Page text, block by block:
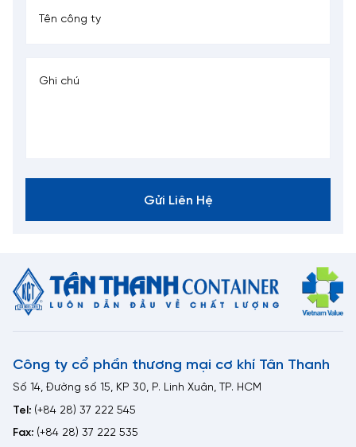
Gửi Liên Hệ
Công ty cổ phần thương mại cơ khí Tân Thanh
Số 14, Đường số 15, KP 30, P. Linh Xuân, TP. HCM
Tel: (+84 28) 37 222 545
Fax: (+84 28) 37 222 535